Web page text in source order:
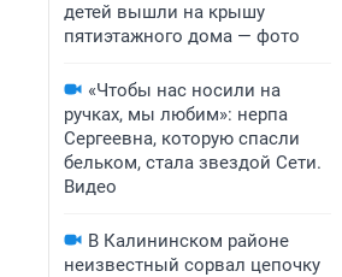
детей вышли на крышу
пятиэтажного дома — фото
«Чтобы нас носили на
ручках, мы любим»: нерпа
Сергеевна, которую спасли
бельком, стала звездой Сети.
Видео
В Калининском районе
неизвестный сорвал цепочку